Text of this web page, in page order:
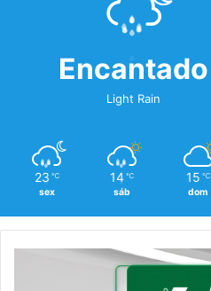
Encantado
Light Rain
23 ℃
sex
14 ℃
sáb
15 ℃
dom